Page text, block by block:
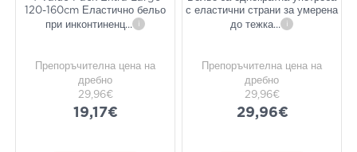
120-160cm Еластично бельо
при инконтиненц... i
Препоръчителна цена на
дребно
29,96€
19,17€
с еластични страни за умерена
до тежка... i
Препоръчителна цена на
дребно
29,96€
29,96€